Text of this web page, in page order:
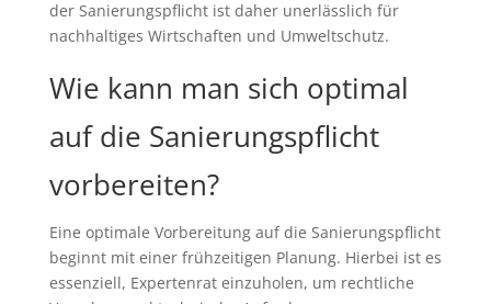
der Sanierungspflicht ist daher unerlässlich für
nachhaltiges Wirtschaften und Umweltschutz.
Wie kann man sich optimal
auf die Sanierungspflicht
vorbereiten?
Eine optimale Vorbereitung auf die Sanierungspflicht
beginnt mit einer frühzeitigen Planung. Hierbei ist es
essenziell, Expertenrat einzuholen, um rechtliche